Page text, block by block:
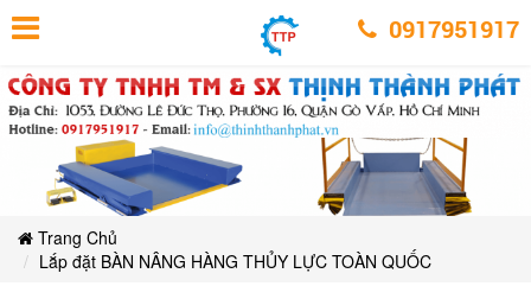
Lắp
đặt
BÀN
NÂNG
HÀNG
THỦY
Lắp
BÀN
NÂNG
HÀNG
THỦY
LỰC
Lắp
đặt
BÀN
NÂNG
HÀNG
THỦY
LỰC
TOÀN
QUỐC
Lắp
đặt
NÂNG
HÀNG
THỦY
TOÀN
QUỐC
đặt
BÀN
HÀNG
THỦY
LỰC
TOÀN
đặt
BÀN
HÀNG
THỦY
LỰC
TOÀN
QUỐC
0917951917
Trang Chủ
Lắp đặt BÀN NÂNG HÀNG THỦY LỰC TOÀN QUỐC